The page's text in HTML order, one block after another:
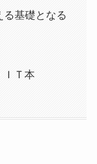
る基礎となる
ＩＴ本